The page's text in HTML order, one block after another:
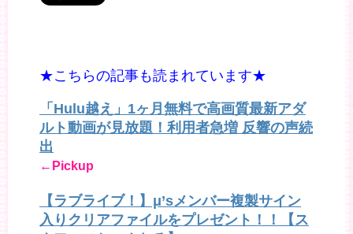
★こちらの記事も読まれています★
「Hulu越え」1ヶ月無料で高画質最新アダ
ルト動画が見放題！利用者急増 反響の声続
出
←Pickup
【ラブライブ！】μ’sメンバー複製サイン
入りクリアファイルをプレゼント！！【ス